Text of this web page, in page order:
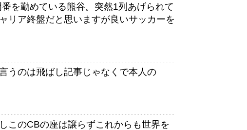
を勤めている熊谷。突然1列あげられて
リア終盤だと思いますが良いサッカーを
うのは飛ばし記事じゃなくで本人の
このCBの座は譲らずこれからも世界を